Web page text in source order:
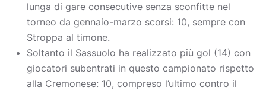
lunga di gare consecutive senza sconfitte nel
torneo da gennaio-marzo scorsi: 10, sempre con
Stroppa al timone.
Soltanto il Sassuolo ha realizzato più gol (14) con
giocatori subentrati in questo campionato rispetto
alla Cremonese: 10, compreso l’ultimo contro il